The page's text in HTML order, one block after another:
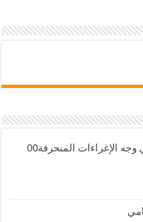
الإغراءات المنحرفة00